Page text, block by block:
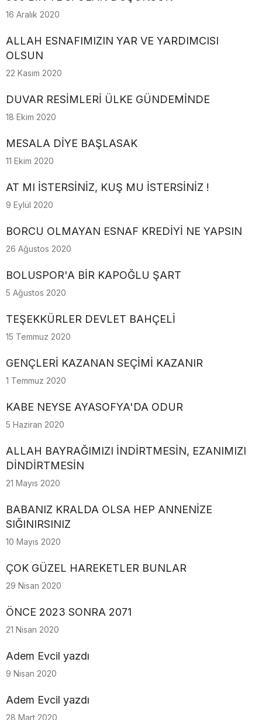
16 Aralık 2020
ALLAH ESNAFIMIZIN YAR VE YARDIMCISI
OLSUN
22 Kasım 2020
DUVAR RESİMLERİ ÜLKE GÜNDEMİNDE
18 Ekim 2020
MESALA DİYE BAŞLASAK
11 Ekim 2020
AT MI İSTERSİNİZ, KUŞ MU İSTERSİNİZ !
9 Eylül 2020
BORCU OLMAYAN ESNAF KREDİYİ NE YAPSIN
26 Ağustos 2020
BOLUSPOR'A BİR KAPOĞLU ŞART
5 Ağustos 2020
TEŞEKKÜRLER DEVLET BAHÇELİ
15 Temmuz 2020
GENÇLERİ KAZANAN SEÇİMİ KAZANIR
1 Temmuz 2020
KABE NEYSE AYASOFYA'DA ODUR
5 Haziran 2020
ALLAH BAYRAĞIMIZI İNDİRTMESİN, EZANIMIZI
DİNDİRTMESİN
21 Mayıs 2020
BABANIZ KRALDA OLSA HEP ANNENİZE
SIĞINIRSINIZ
10 Mayıs 2020
ÇOK GÜZEL HAREKETLER BUNLAR
29 Nisan 2020
ÖNCE 2023 SONRA 2071
21 Nisan 2020
Adem Evcil yazdı
9 Nisan 2020
Adem Evcil yazdı
28 Mart 2020